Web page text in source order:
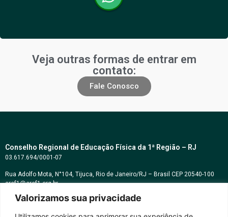
Valorizamos sua privacidade
Veja outras formas de entrar em
contato:
Fale Conosco
Conselho Regional de Educação Física da 1ª Região – RJ
03.617.694/0001-07
Rua Adolfo Mota, N°104, Tijuca, Rio de Janeiro/RJ – Brasil CEP 20540-100
cref1@cref1.org.br
Assessoria de comunicação: